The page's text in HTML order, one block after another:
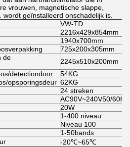
vrouwen, magnetische slappe,
geïnstalleerd onschadelijk is.
VW-TD
2216x429x854mm
1940x700mm
725x200x305mm
de
2245x510x200mm
detectiondoor
54KG
opsporingsdeur 62KG
24 streken
AC90V~240V50/60Hz
20W
1-400 niveau
Niveau 100
1-50bands
-20℃~65℃